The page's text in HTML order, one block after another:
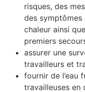
risques, des
des symptômes
chaleur ainsi
premiers
assurer une
travailleurs et
fournir de l’eau
travailleuses en